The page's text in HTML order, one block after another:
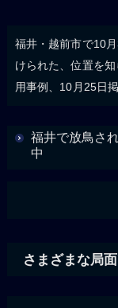
福井・越前市で10
けられた、位置を
用事例、10月25日掲
福井で放鳥さ
中
さまざまな局